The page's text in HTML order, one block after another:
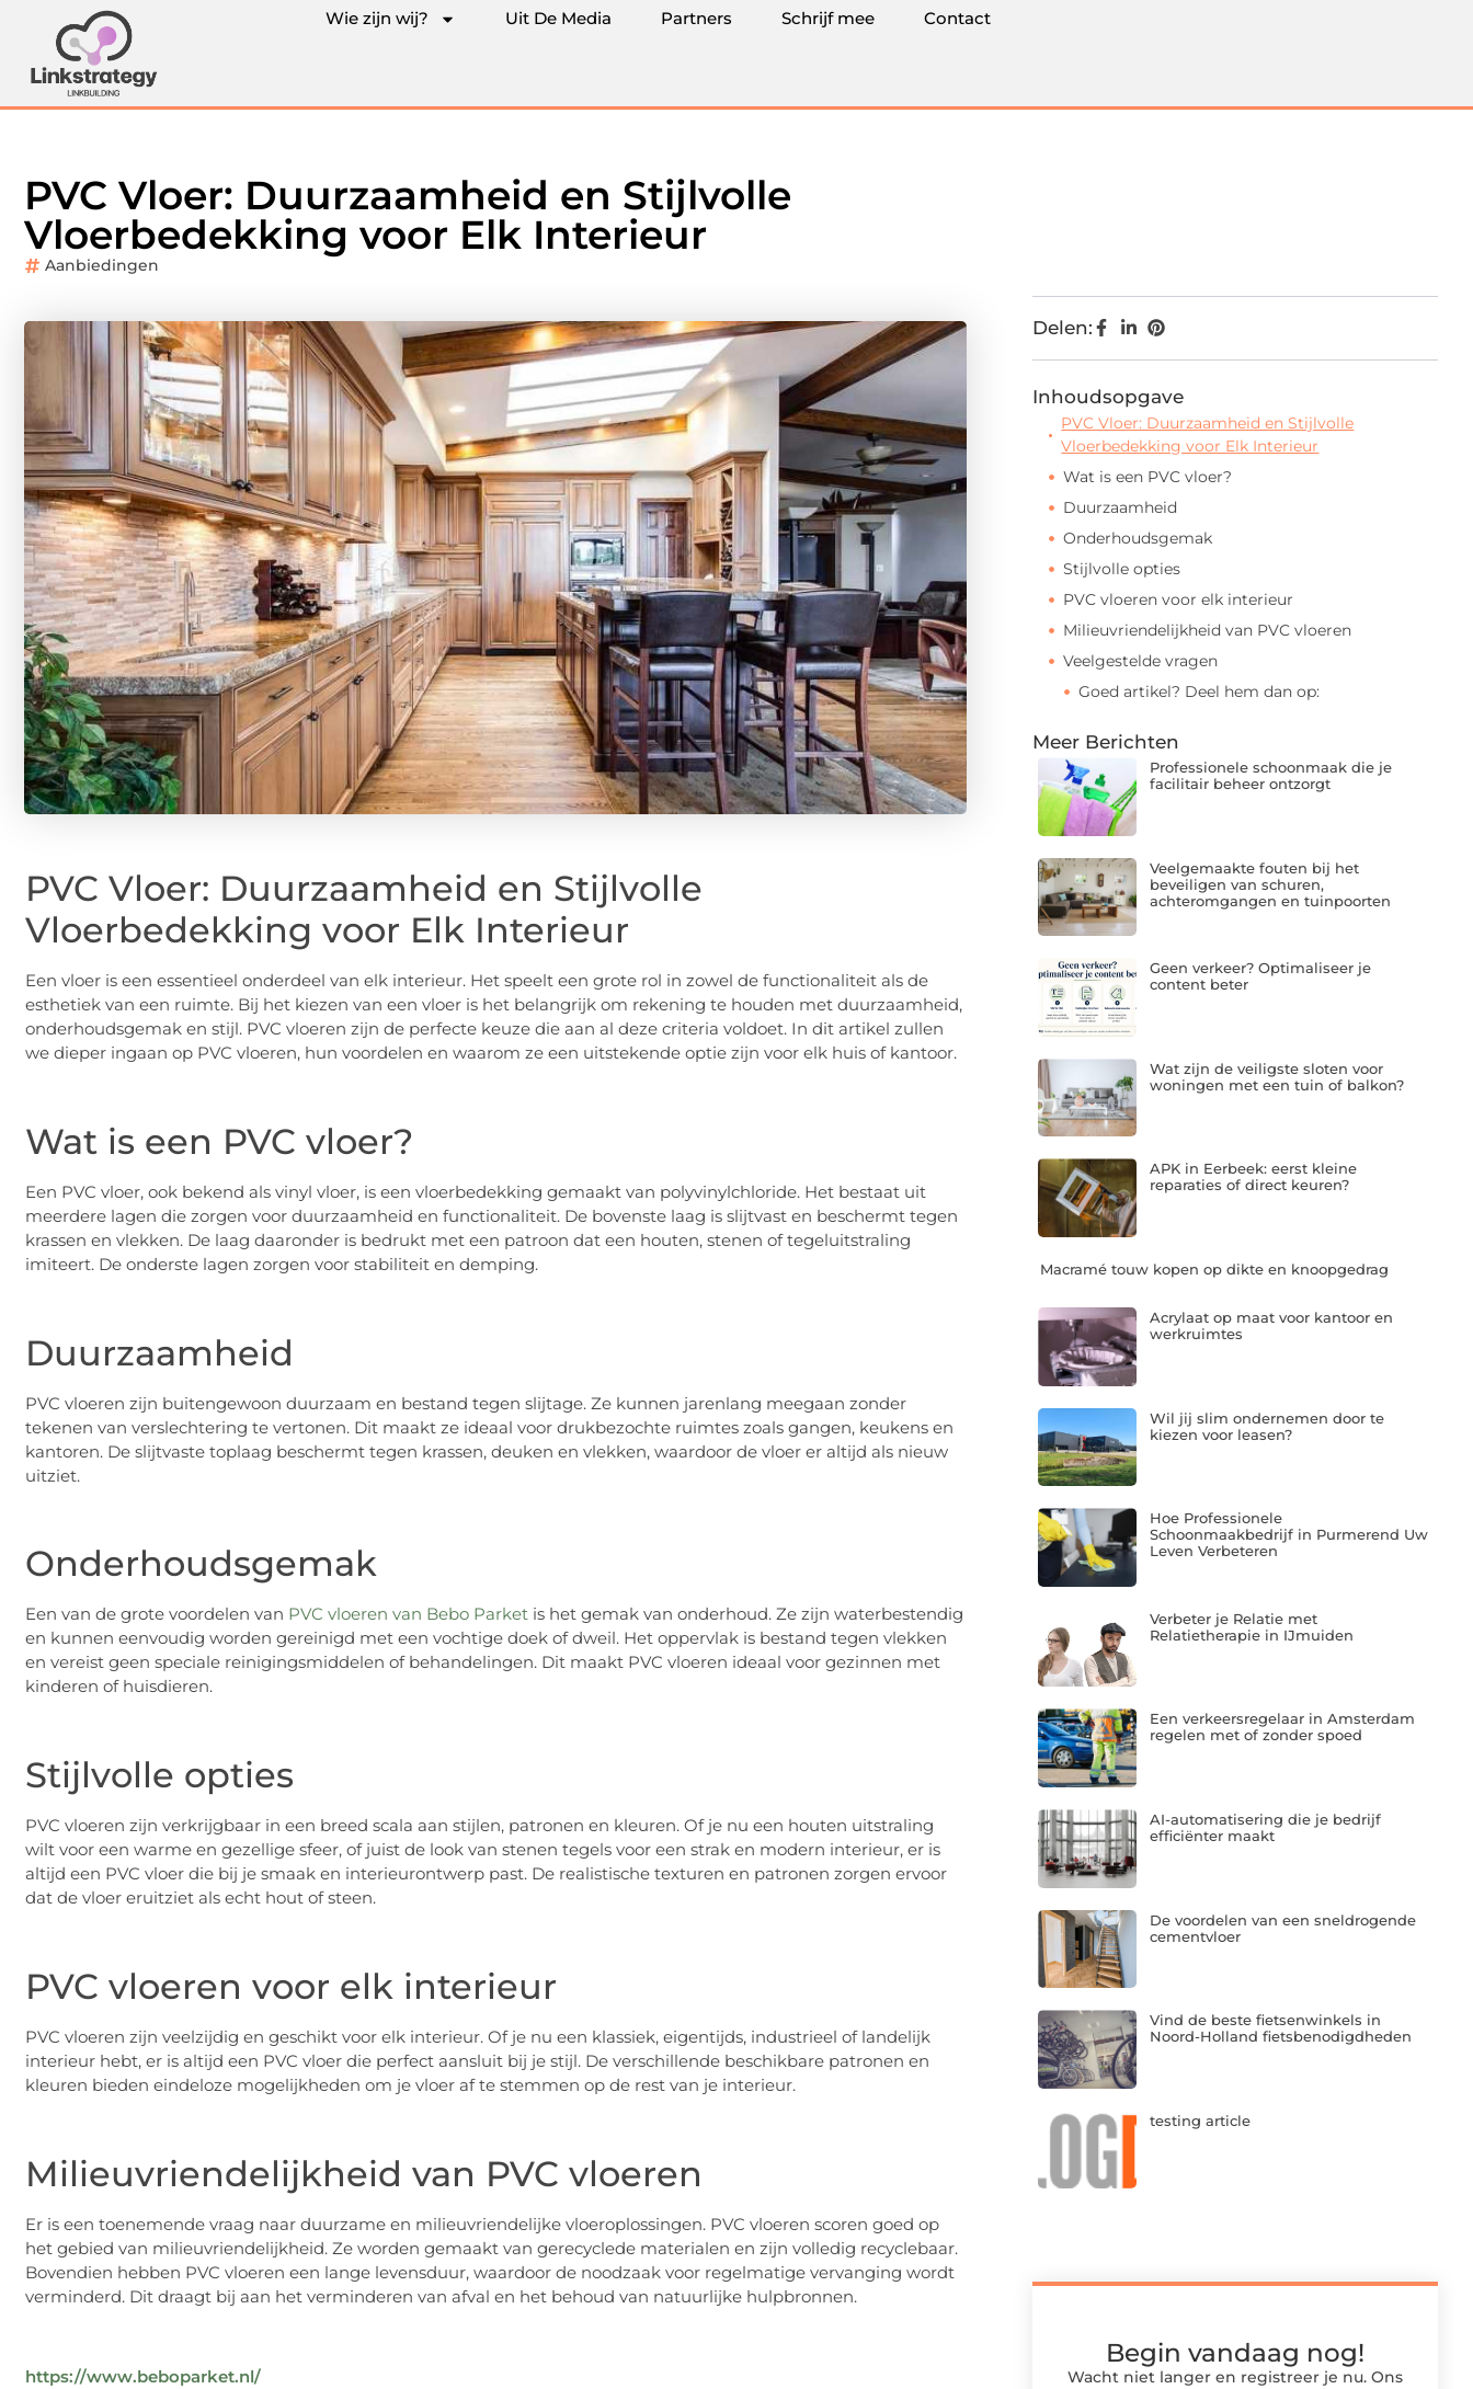
Wie zijn wij? Uit De Media Partners Schrijf mee Contact
PVC Vloer: Duurzaamheid en Stijlvolle
Vloerbedekking voor Elk Interieur
Aanbiedingen
PVC Vloer: Duurzaamheid en Stijlvolle
Vloerbedekking voor Elk Interieur
Een vloer is een essentieel onderdeel van elk interieur. Het speelt een grote rol in zowel de functionaliteit als de
esthetiek van een ruimte. Bij het kiezen van een vloer is het belangrijk om rekening te houden met duurzaamheid,
onderhoudsgemak en stijl. PVC vloeren zijn de perfecte keuze die aan al deze criteria voldoet. In dit artikel zullen
we dieper ingaan op PVC vloeren, hun voordelen en waarom ze een uitstekende optie zijn voor elk huis of kantoor.
Wat is een PVC vloer?
Een PVC vloer, ook bekend als vinyl vloer, is een vloerbedekking gemaakt van polyvinylchloride. Het bestaat uit
meerdere lagen die zorgen voor duurzaamheid en functionaliteit. De bovenste laag is slijtvast en beschermt tegen
krassen en vlekken. De laag daaronder is bedrukt met een patroon dat een houten, stenen of tegeluitstraling
imiteert. De onderste lagen zorgen voor stabiliteit en demping.
Duurzaamheid
PVC vloeren zijn buitengewoon duurzaam en bestand tegen slijtage. Ze kunnen jarenlang meegaan zonder
tekenen van verslechtering te vertonen. Dit maakt ze ideaal voor drukbezochte ruimtes zoals gangen, keukens en
kantoren. De slijtvaste toplaag beschermt tegen krassen, deuken en vlekken, waardoor de vloer er altijd als nieuw
uitziet.
Onderhoudsgemak
Een van de grote voordelen van PVC vloeren van Bebo Parket is het gemak van onderhoud. Ze zijn waterbestendig
en kunnen eenvoudig worden gereinigd met een vochtige doek of dweil. Het oppervlak is bestand tegen vlekken
en vereist geen speciale reinigingsmiddelen of behandelingen. Dit maakt PVC vloeren ideaal voor gezinnen met
kinderen of huisdieren.
Stijlvolle opties
PVC vloeren zijn verkrijgbaar in een breed scala aan stijlen, patronen en kleuren. Of je nu een houten uitstraling
wilt voor een warme en gezellige sfeer, of juist de look van stenen tegels voor een strak en modern interieur, er is
altijd een PVC vloer die bij je smaak en interieurontwerp past. De realistische texturen en patronen zorgen ervoor
dat de vloer eruitziet als echt hout of steen.
PVC vloeren voor elk interieur
PVC vloeren zijn veelzijdig en geschikt voor elk interieur. Of je nu een klassiek, eigentijds, industrieel of landelijk
interieur hebt, er is altijd een PVC vloer die perfect aansluit bij je stijl. De verschillende beschikbare patronen en
kleuren bieden eindeloze mogelijkheden om je vloer af te stemmen op de rest van je interieur.
Milieuvriendelijkheid van PVC vloeren
Er is een toenemende vraag naar duurzame en milieuvriendelijke vloeroplossingen. PVC vloeren scoren goed op
het gebied van milieuvriendelijkheid. Ze worden gemaakt van gerecyclede materialen en zijn volledig recyclebaar.
Bovendien hebben PVC vloeren een lange levensduur, waardoor de noodzaak voor regelmatige vervanging wordt
verminderd. Dit draagt bij aan het verminderen van afval en het behoud van natuurlijke hulpbronnen.
https://www.beboparket.nl/
Delen:
Inhoudsopgave
PVC Vloer: Duurzaamheid en Stijlvolle
Vloerbedekking voor Elk Interieur
Wat is een PVC vloer?
Duurzaamheid
Onderhoudsgemak
Stijlvolle opties
PVC vloeren voor elk interieur
Milieuvriendelijkheid van PVC vloeren
Veelgestelde vragen
Goed artikel? Deel hem dan op:
Meer Berichten
Professionele schoonmaak die je
facilitair beheer ontzorgt
Veelgemaakte fouten bij het
beveiligen van schuren,
achteromgangen en tuinpoorten
Geen verkeer? Optimaliseer je
content beter
Wat zijn de veiligste sloten voor
woningen met een tuin of balkon?
APK in Eerbeek: eerst kleine
reparaties of direct keuren?
Macramé touw kopen op dikte en knoopgedrag
Acrylaat op maat voor kantoor en
werkruimtes
Wil jij slim ondernemen door te
kiezen voor leasen?
Hoe Professionele
Schoonmaakbedrijf in Purmerend Uw
Leven Verbeteren
Verbeter je Relatie met
Relatietherapie in IJmuiden
Een verkeersregelaar in Amsterdam
regelen met of zonder spoed
AI-automatisering die je bedrijf
efficiënter maakt
De voordelen van een sneldrogende
cementvloer
Vind de beste fietsenwinkels in
Noord-Holland fietsbenodigdheden
testing article
Begin vandaag nog!
Wacht niet langer en registreer je nu. Ons